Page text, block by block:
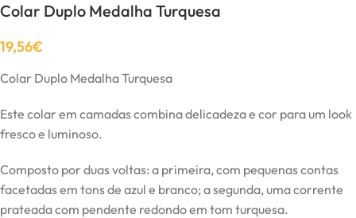
Colar Duplo Medalha Turquesa
19,56€
Colar Duplo Medalha Turquesa
Este colar em camadas combina delicadeza e cor para um look
fresco e luminoso.
Composto por duas voltas: a primeira, com pequenas contas
facetadas em tons de azul e branco; a segunda, uma corrente
prateada com pendente redondo em tom turquesa.